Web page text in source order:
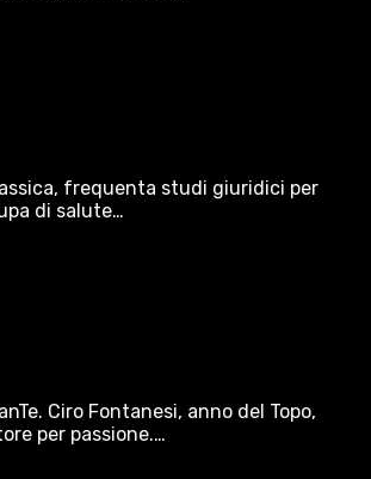
frequenta studi giuridici per
di salute…
Ciro Fontanesi, anno del Topo,
per passione.…